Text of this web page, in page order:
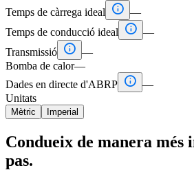
Temps de càrrega ideal
 —
Temps de conducció ideal
 —
Transmissió  —
Bomba de calor—
Dades en directe d'ABRP  —
Unitats
Mètric Imperial
Condueix de manera
pas.